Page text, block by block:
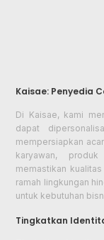
Kaisae: Penyedia
Di Kaisae, kami
dapat
mempersiapkan
karyawan,
memastikan
ramah lingkungan
untuk kebutuhan
Tingkatkan